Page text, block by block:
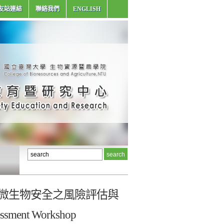
站連結 聯絡我們 ENGLISH
生物安全之風險評估與
Workshop